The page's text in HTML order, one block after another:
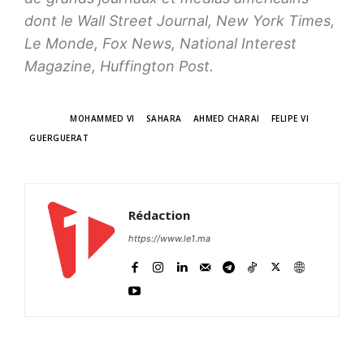
dont le Wall Street Journal, New York Times,
Le Monde, Fox News, National Interest
Magazine, Huffington Post.
MOHAMMED VI SAHARA AHMED CHARAI
FELIPE VI
GUERGUERAT
Rédaction
https://www.le1.ma